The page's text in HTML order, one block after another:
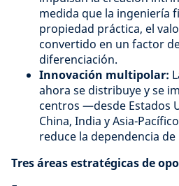
medida que la ingeniería
propiedad práctica, el
convertido en un factor
diferenciación.
Innovación multipolar:
ahora se distribuye y se
centros —desde Estados
China, India y Asia-
reduce la dependencia
Tres áreas estratégicas de